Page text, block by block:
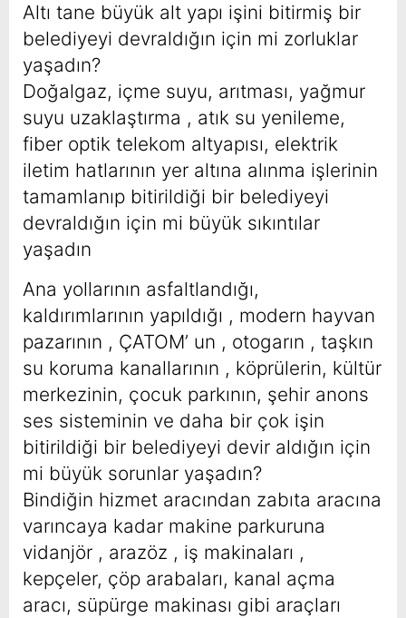
Altı tane büyük alt yapı işini bitirmiş bir
belediyeyi devraldığın için mi zorluklar
yaşadın?
Doğalgaz, içme suyu, arıtması, yağmur
suyu uzaklaştırma , atık su yenileme,
fiber optik telekom altyapısı, elektrik
iletim hatlarının yer altına alınma işlerinin
tamamlanıp bitirildiği bir belediyeyi
devraldığın için mi büyük sıkıntılar
yaşadın
Ana yollarının asfaltlandığı,
kaldırımlarının yapıldığı , modern hayvan
pazarının , ÇATOM’ un , otogarın , taşkın
su koruma kanallarının , köprülerin, kültür
merkezinin, çocuk parkının, şehir anons
ses sisteminin ve daha bir çok işin
bitirildiği bir belediyeyi devir aldığın için
mi büyük sorunlar yaşadın?
Bindiğin hizmet aracından zabıta aracına
varıncaya kadar makine parkuruna
vidanjör , arazöz , iş makinaları ,
kepçeler, çöp arabaları, kanal açma
aracı, süpürge makinası gibi araçları